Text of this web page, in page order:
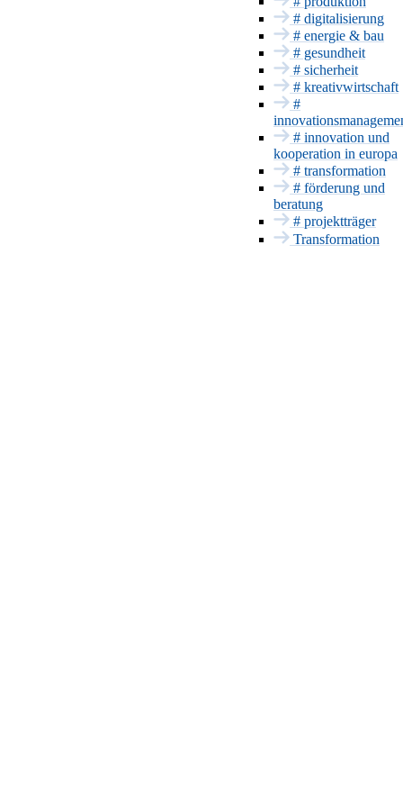
Energie & Bau
Gesundheit
Sicherheit
INNOVATIONSSERVICES
Förderung und
Beratung
Projektträger
Patente & CE
Europa und
International
Transformation
# digitalisierung
# energie & bau
# gesundheit
# sicherheit
# kreativwirtschaft
#
# innovation und
kooperation in europa
# transformation
# förderung und
beratung
# projektträger